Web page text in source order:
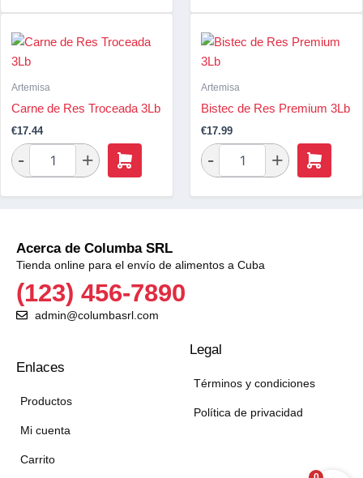
Artemisa
Carne de Res Troceada 3Lb
€17.44
Artemisa
Bistec de Res Premium 3Lb
€17.99
Acerca de Columba SRL
Tienda online para el envío de alimentos a Cuba
(123) 456-7890
admin@columbasrl.com
Enlaces
Productos
Mi cuenta
Carrito
Legal
Términos y condiciones
Política de privacidad